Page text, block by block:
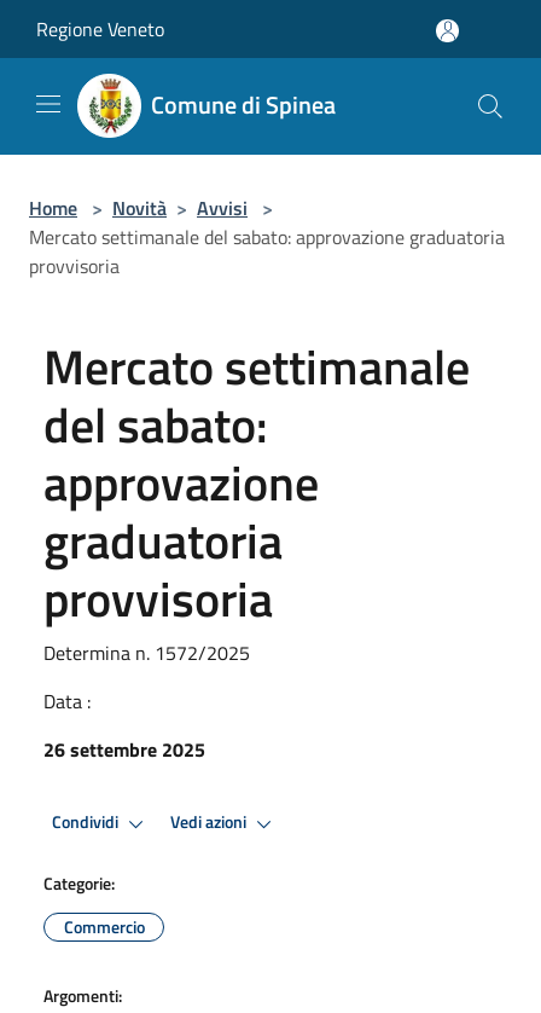
Regione Veneto
Comune di Spinea
Home > Novità > Avvisi >
Mercato settimanale del sabato: approvazione graduatoria
provvisoria
Mercato settimanale
del sabato:
approvazione
graduatoria
provvisoria
Determina n. 1572/2025
Data :
26 settembre 2025
Condividi Vedi azioni
Categorie:
Commercio
Argomenti: